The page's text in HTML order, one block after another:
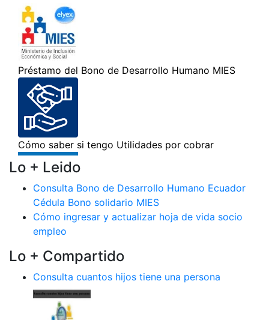
Lo + Leido
Consulta Bono de Desarrollo Humano Ecuador
Cédula Bono solidario MIES
Cómo ingresar y actualizar hoja de vida socio
empleo
Lo + Compartido
Consulta cuantos hijos tiene una persona